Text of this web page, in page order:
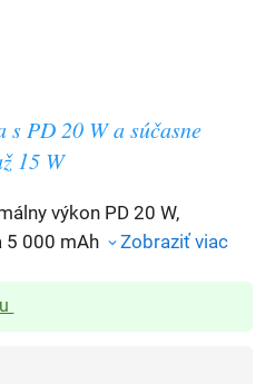
s PD 20 W a súčasne
15 W
výkon PD 20 W,
5 000 mAh
Zobraziť viac